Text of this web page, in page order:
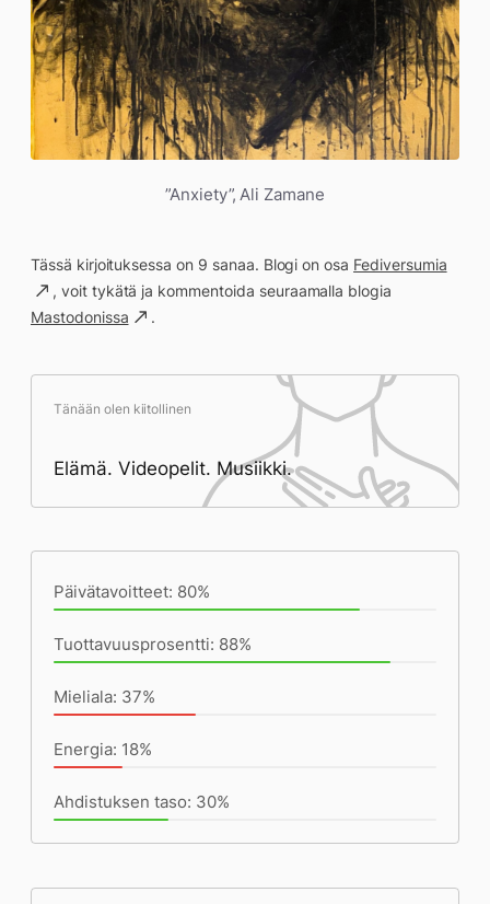
”Anxiety”, Ali Zamane
Tässä kirjoituksessa on 9 sanaa. Blogi on osa Fediversumia
, voit tykätä ja kommentoida seuraamalla blogia
Mastodonissa
.
Tänään olen kiitollinen
Elämä. Videopelit. Musiikki.
Päivätavoitteet: 80%
Tuottavuusprosentti: 88%
Mieliala: 37%
Energia: 18%
Ahdistuksen taso: 30%